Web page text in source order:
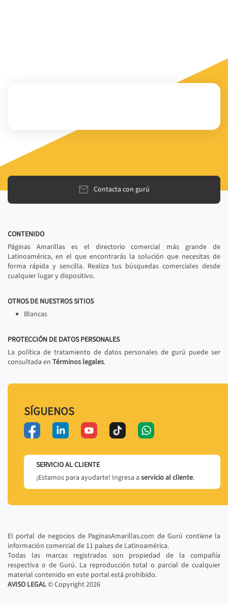
Contacta con gurú
CONTENIDO
Páginas Amarillas es el directorio comercial más grande de
Latinoamérica, en el que encontrarás la solución que necesitas de
forma rápida y sencilla. Realiza tus búsquedas comerciales desde
cualquier lugar y dispositivo.
OTROS DE NUESTROS SITIOS
Blancas
PROTECCIÓN DE DATOS PERSONALES
La política de tratamiento de datos personales de gurú puede ser
consultada en Términos legales.
SÍGUENOS
SERVICIO AL CLIENTE
¡Estamos para ayudarte! Ingresa a servicio al cliente.
El portal de negocios de PaginasAmarillas.com de Gurú contiene la
información comercial de 11 países de Latinoamérica.
Todas las marcas registradas son propiedad de la compañía
respectiva o de Gurú. La reproducción total o parcial de cualquier
material contenido en este portal está prohibido.
AVISO LEGAL© Copyright2026